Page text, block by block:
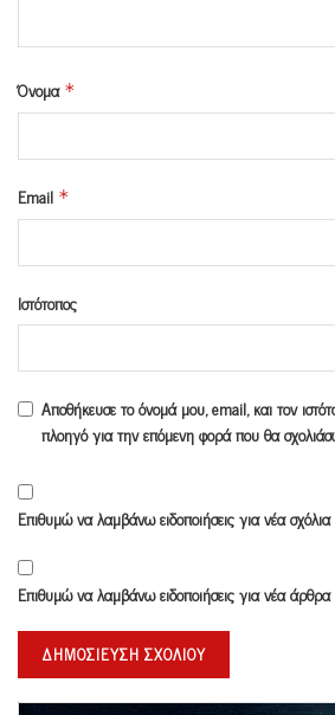
Όνομα *
Email *
Ιστότοπος
Αποθήκευσε το όνομά μου, email, και τον
πλοηγό για την επόμενη φορά που θα
Επιθυμώ να λαμβάνω ειδοποιήσεις για νέα
Επιθυμώ να λαμβάνω ειδοποιήσεις για νέα